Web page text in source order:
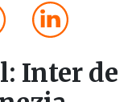
Inter de